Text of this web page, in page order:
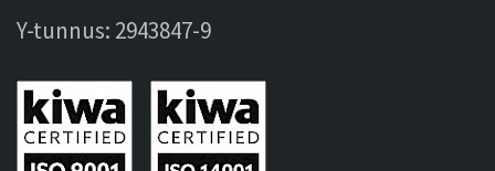
Y-tunnus: 2943847-9